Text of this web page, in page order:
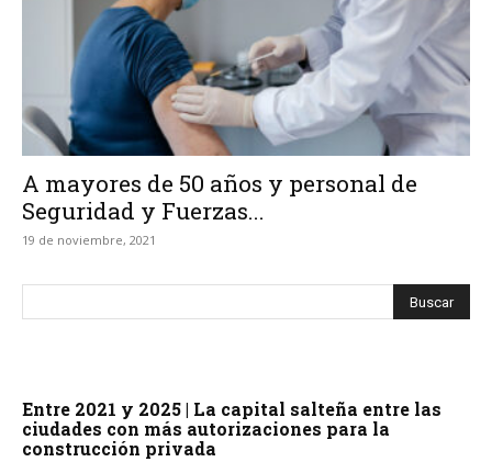
A mayores de 50 años y personal de
Seguridad y Fuerzas...
19 de noviembre, 2021
Entre 2021 y 2025 | La capital salteña entre las
ciudades con más autorizaciones para la
construcción privada